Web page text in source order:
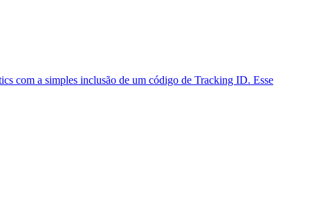
com a simples inclusão de um código de Tracking ID. Esse